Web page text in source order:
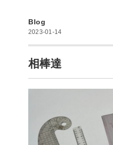
Blog
2023-01-14
相棒達